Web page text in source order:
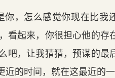
，怎么感觉你现‌在比我‌
看起来，你很担心他的存
吧，让我‌猜猜，预谋的最
的时间‌，就在这最近的